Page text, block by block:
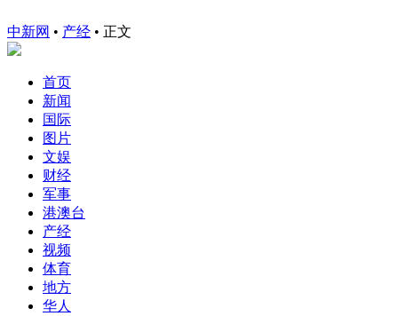
中新网 • 产经 • 正文
首页
新闻
国际
图片
文娱
财经
军事
港澳台
产经
视频
体育
地方
华人